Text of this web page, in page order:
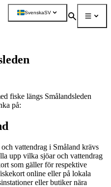
Meny
Mer
SvenskaSV
Sök
fiske längs Smålandsleden
på:
vattendrag i Småland krävs
upp vilka sjöar och vattendrag
som gäller för respektive
online eller på lokala
eller butiker nära